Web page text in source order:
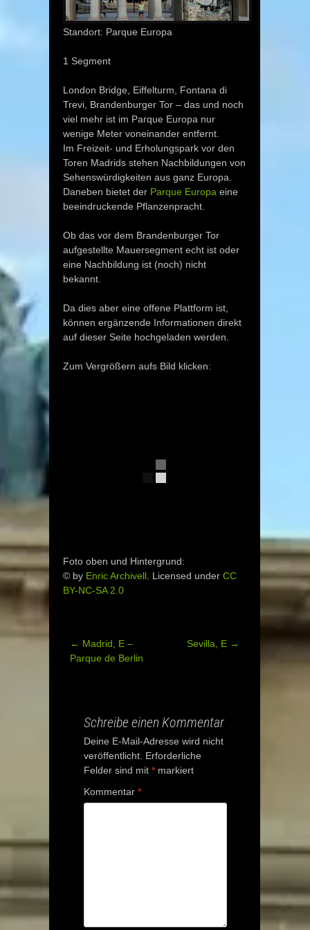
Standort: Parque Europa
1 Segment
London Bridge, Eiffelturm, Fontana di
Trevi, Brandenburger Tor – das und noch
viel mehr ist im Parque Europa nur
wenige Meter voneinander entfernt.
Im Freizeit- und Erholungspark vor den
Toren Madrids stehen Nachbildungen von
Sehenswürdigkeiten aus ganz Europa.
Daneben bietet der Parque Europa eine
beeindruckende Pflanzenpracht.
Ob das vor dem Brandenburger Tor
aufgestellte Mauersegment echt ist oder
eine Nachbildung ist (noch) nicht
bekannt.
Da dies aber eine offene Plattform ist,
können ergänzende Informationen direkt
auf dieser Seite hochgeladen werden.
Zum Vergrößern aufs Bild klicken:
Foto oben und Hintergrund:
© by Enric Archivell . Licensed under CC
BY-NC-SA 2.0
Post
← Madrid, E –
Parque de Berlin
Sevilla, E →
Schreibe einen Kommentar
Deine E-Mail-Adresse wird nicht
veröffentlicht. Erforderliche
Felder sind mit * markiert
Kommentar *